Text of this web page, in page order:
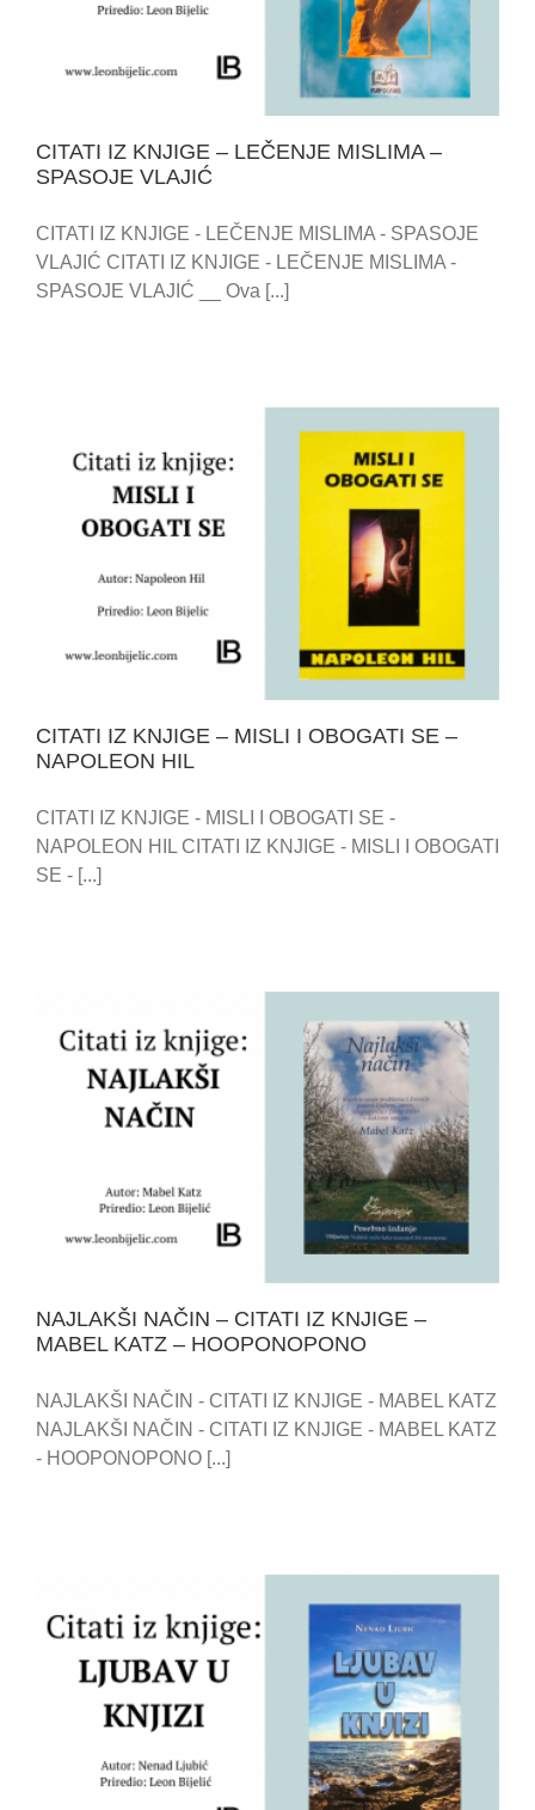
CITATI IZ KNJIGE – LEČENJE MISLIMA –
SPASOJE VLAJIĆ
CITATI IZ KNJIGE - LEČENJE MISLIMA - SPASOJE
VLAJIĆ CITATI IZ KNJIGE - LEČENJE MISLIMA -
SPASOJE VLAJIĆ __ Ova [...]
CITATI IZ KNJIGE – MISLI I OBOGATI SE –
NAPOLEON HIL
CITATI IZ KNJIGE – MISLI I OBOGATI SE –
NAPOLEON HIL
CITATI IZ KNJIGE - MISLI I OBOGATI SE -
NAPOLEON HIL CITATI IZ KNJIGE - MISLI I OBOGATI
SE - [...]
NAJLAKŠI NAČIN – CITATI IZ KNJIGE – MABEL KATZ
– HOOPONOPONO
NAJLAKŠI NAČIN – CITATI IZ KNJIGE –
MABEL KATZ – HOOPONOPONO
NAJLAKŠI NAČIN - CITATI IZ KNJIGE - MABEL KATZ
NAJLAKŠI NAČIN - CITATI IZ KNJIGE - MABEL KATZ
- HOOPONOPONO [...]
NENAD LJUBIĆ – LJUBAV U KNJIZI – CITATI IZ